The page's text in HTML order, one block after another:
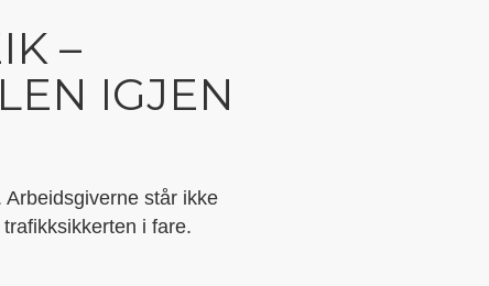
–
IGJEN
står ikke
i fare.